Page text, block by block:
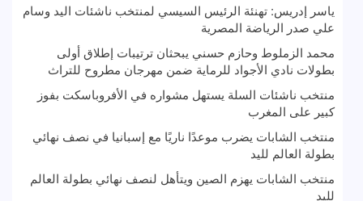
ياسر إدريس: تهنئة الرئيس السيسي لمنتخب ناشئات اليد وسام
علي صدر الرياضة المصرية
محمد الزملوط وحازم حسني يبحثان ترتيبات إطلاق أولى
بطولات نادي الأجواد للرماية ضمن مهرجان مطروح للتراث
منتخب ناشئات السلة يستهل مشواره في الأفروباسكت بفوز
كبير على المغرب
منتخب الشابات يضرب موعدًا ناريًا مع إسبانيا في نصف نهائي
بطولة العالم لليد
منتخب الشابات يهزم الصين ويتأهل لنصف نهائي بطولة العالم
لليد